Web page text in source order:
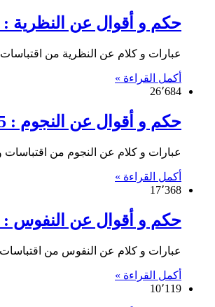
حكم و أقوال عن النظرية : 11 مقولة عن النظرية
عبارات و كلام عن النظرية من اقتباسات
أكمل القراءة »
26٬684
حكم و أقوال عن النجوم : 75 مقولة عن النجوم
عبارات و كلام عن النجوم من اقتباسات و
أكمل القراءة »
17٬368
حكم و أقوال عن النفوس : 78 مقولة عن النفوس
عبارات و كلام عن النفوس من اقتباسات
أكمل القراءة »
10٬119